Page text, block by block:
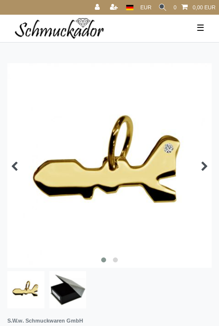
EUR 0 0,00 EUR
☰
S.W.w. Schmuckwaren GmbH